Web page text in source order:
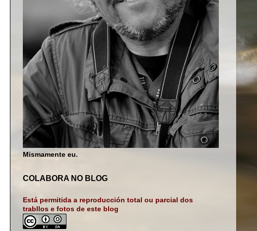
Mismamente eu.
COLABORA NO BLOG
Está permitida a reproducción total ou parcial dos
trabllos e fotos de este blog